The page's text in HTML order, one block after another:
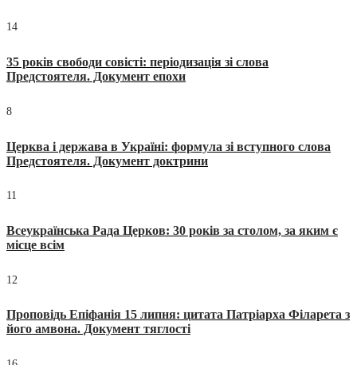
14
35 років свободи совісті: періодизація зі слова
Предстоятеля. Документ епохи
8
Церква і держава в Україні: формула зі вступного слова
Предстоятеля. Документ доктрини
11
Всеукраїнська Рада Церков: 30 років за столом, за яким є
місце всім
12
Проповідь Епіфанія 15 липня: цитата Патріарха Філарета з
його амвона. Документ тяглості